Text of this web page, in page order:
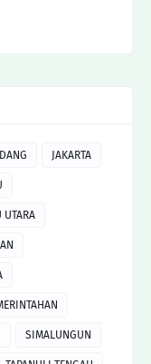
JAKARTA
UTARA
SIMALUNGUN